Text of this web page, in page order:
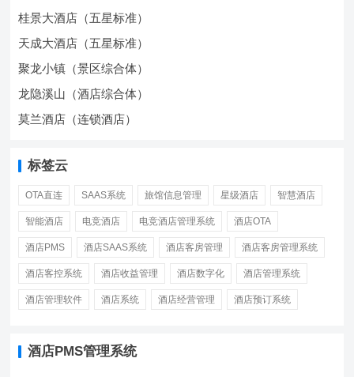
桂景大酒店（五星标准）
天成大酒店（五星标准）
聚龙小镇（景区综合体）
龙隐溪山（酒店综合体）
莫兰酒店（连锁酒店）
标签云
OTA直连 SAAS系统 旅馆信息管理 星级酒店 智慧酒店
智能酒店 电竞酒店 电竞酒店管理系统 酒店OTA
酒店PMS 酒店SAAS系统 酒店客房管理 酒店客房管理系统
酒店客控系统 酒店收益管理 酒店数字化 酒店管理系统
酒店管理软件 酒店系统 酒店经营管理 酒店预订系统
酒店PMS管理系统